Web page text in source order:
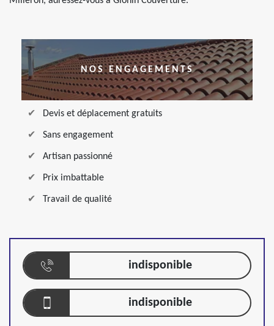
NOS ENGAGEMENTS
Devis et déplacement gratuits
Sans engagement
Artisan passionné
Prix imbattable
Travail de qualité
indisponible
indisponible